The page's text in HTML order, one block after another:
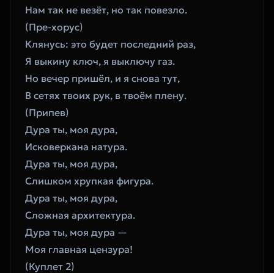
Нам так не везёт, но так повезло.
​(Пре-хорус)
Клянусь: это будет последний раз,
Я выкину ключ, я выключу газ.
Но вечер пришёл, и я снова тут,
В сетях твоих рук, в твоём плену.
​(Припев)
Дура ты, моя дура,
Исковеркана натура.
Дура ты, моя дура,
Слишком хрупкая фигура.
Дура ты, моя дура,
Сложная архитектура.
Дура ты, моя дура —
Моя главная цензура!
​(Куплет 2)